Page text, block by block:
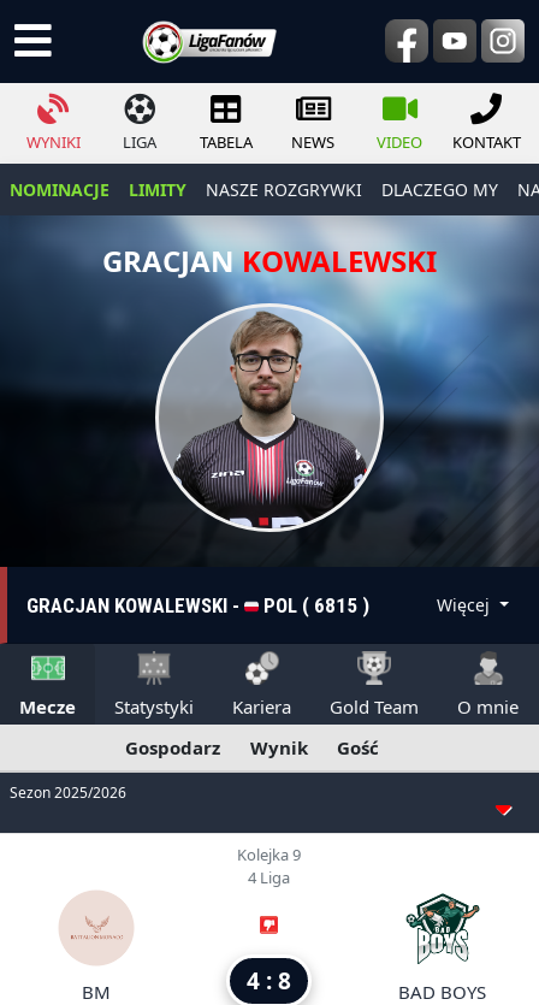
WYNIKI LIGA TABELA NEWS VIDEO KONTAKT
NOMINACJE LIMITY NASZE ROZGRYWKI DLACZEGO MY
GRACJANKOWALEWSKI
GRACJAN KOWALEWSKI - POL ( 6815 ) Więcej
Mecze Statystyki Kariera Gold Team
O mnie
Gospodarz
Wynik Gość
Sezon 2025/2026
BM
Kolejka 9
4 Liga
4 : 8 BAD BOYS